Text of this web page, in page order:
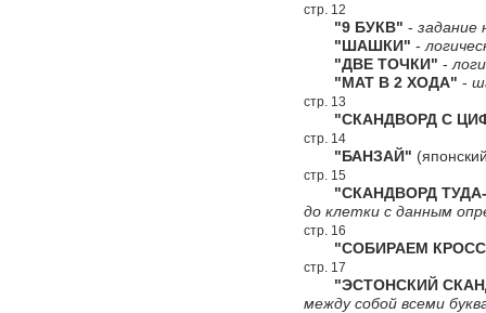
стр. 12
"9 БУКВ" - задание
"ШАШКИ" -
"ДВЕ ТОЧКИ" -
"МАТ В 2 ХОДА" -
стр. 13
"СКАНДВОРД С
стр. 14
"БАНЗАЙ"
стр. 15
"СКАНДВОРД
до клетки с данным
стр. 16
"СОБИРАЕМ
стр. 17
"ЭСТОНСКИЙ
между собой всеми